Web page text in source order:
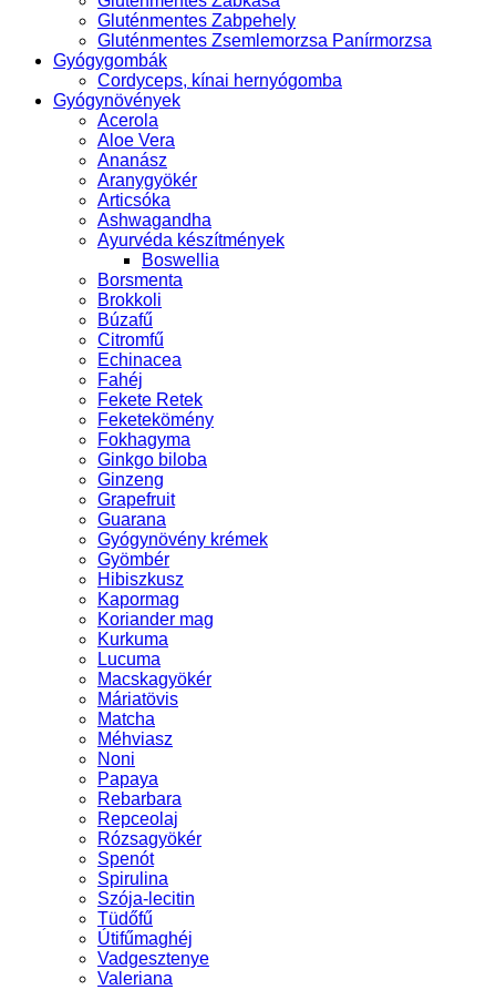
Gluténmentes Zabpehely
Gluténmentes Zsemlemorzsa Panírmorzsa
Gyógygombák
Cordyceps, kínai hernyógomba
Gyógynövények
Acerola
Aloe Vera
Ananász
Aranygyökér
Articsóka
Ashwagandha
Ayurvéda készítmények
Boswellia
Borsmenta
Brokkoli
Búzafű
Citromfű
Echinacea
Fahéj
Fekete Retek
Feketekömény
Fokhagyma
Ginkgo biloba
Ginzeng
Grapefruit
Guarana
Gyógynövény krémek
Gyömbér
Hibiszkusz
Kapormag
Koriander mag
Kurkuma
Lucuma
Macskagyökér
Máriatövis
Matcha
Méhviasz
Noni
Papaya
Rebarbara
Repceolaj
Rózsagyökér
Spenót
Spirulina
Szója-lecitin
Tüdőfű
Útifűmaghéj
Vadgesztenye
Valeriana